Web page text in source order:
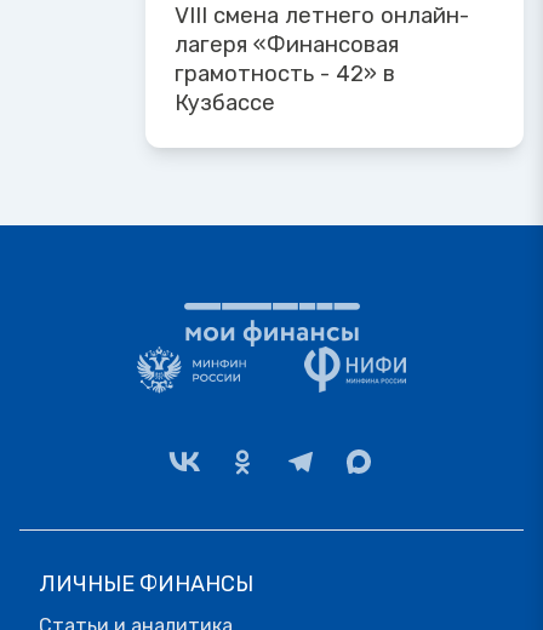
VIII смена летнего онлайн-
лагеря «Финансовая
грамотность - 42» в
Кузбассе
ЛИЧНЫЕ ФИНАНСЫ